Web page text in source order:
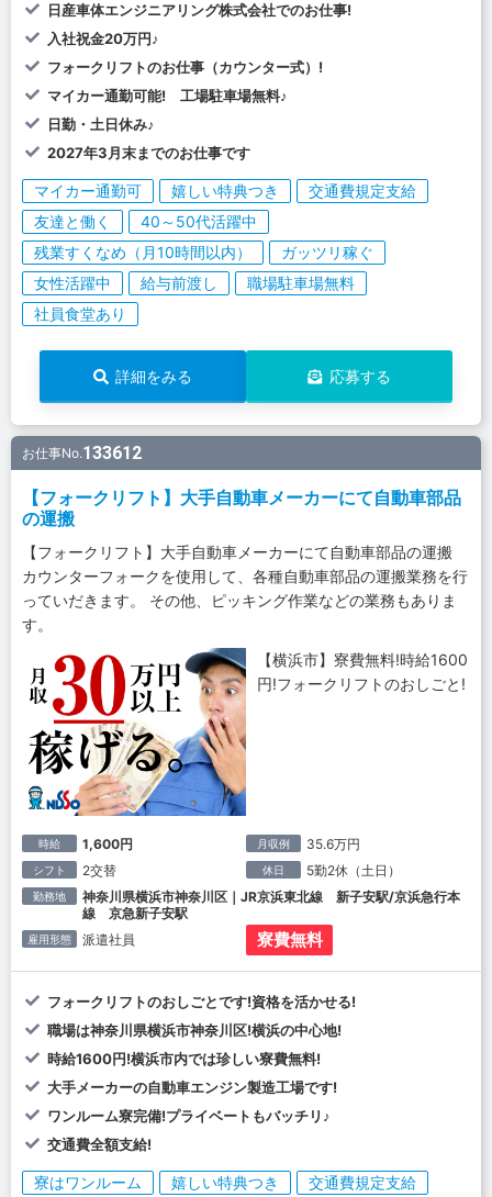
日産車体エンジニアリング株式会社でのお仕事!
入社祝金20万円♪
フォークリフトのお仕事（カウンター式）!
マイカー通勤可能! 工場駐車場無料♪
日勤・土日休み♪
2027年3月末までのお仕事です
マイカー通勤可 嬉しい特典つき
交通費規定支給
友達と働く
40～50代活躍中
残業すくなめ（月10時間以内）
ガッツリ稼ぐ
女性活躍中
給与前渡し
職場駐車場無料
社員食堂あり
詳細をみる 応募する
お仕事No.133612
【フォークリフト】大手自動車メーカーにて自動車部品
の運搬
【フォークリフト】大手自動車メーカーにて自動車部品の運搬
カウンターフォークを使用して、各種自動車部品の運搬業務を行
っていだきます。 その他、ピッキング作業などの業務もありま
す。
【横浜市】寮費無料!時給1600
円!フォークリフトのおしごと!
時給 1,600円 月収例 35.6万円
シフト 2交替 休日 5勤2休（土日）
勤務地
神奈川県横浜市神奈川区｜JR京浜東北線 新子安駅/京浜急行本
線 京急新子安駅
雇用形態 派遣社員 寮費無料
フォークリフトのおしごとです!資格を活かせる!
職場は神奈川県横浜市神奈川区!横浜の中心地!
時給1600円!横浜市内では珍しい寮費無料!
大手メーカーの自動車エンジン製造工場です!
ワンルーム寮完備!プライベートもバッチリ♪
交通費全額支給!
寮はワンルーム 嬉しい特典つき
交通費規定支給